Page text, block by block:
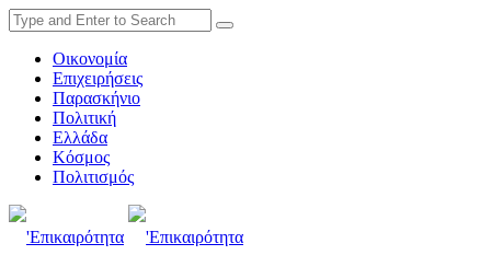
Οικονομία
Επιχειρήσεις
Παρασκήνιο
Πολιτική
Ελλάδα
Κόσμος
Πολιτισμός